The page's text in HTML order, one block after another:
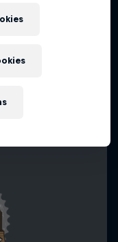
I've Lived:
el título.